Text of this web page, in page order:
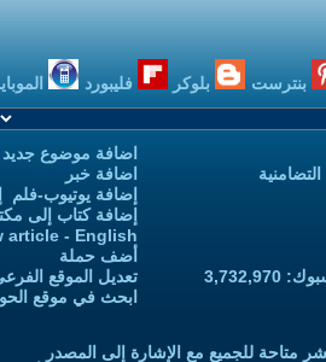
بنترست بلوكر فليبورد
اضافة موضوع جديد
اضافة خبر
إضافة يوتيوب-فلم
إضافة كتاب إلى
article - English
أضف حملة
تعديل الموقع
ابحث في موقع
متاحة للجميع مع الإشارة إلى المصدر